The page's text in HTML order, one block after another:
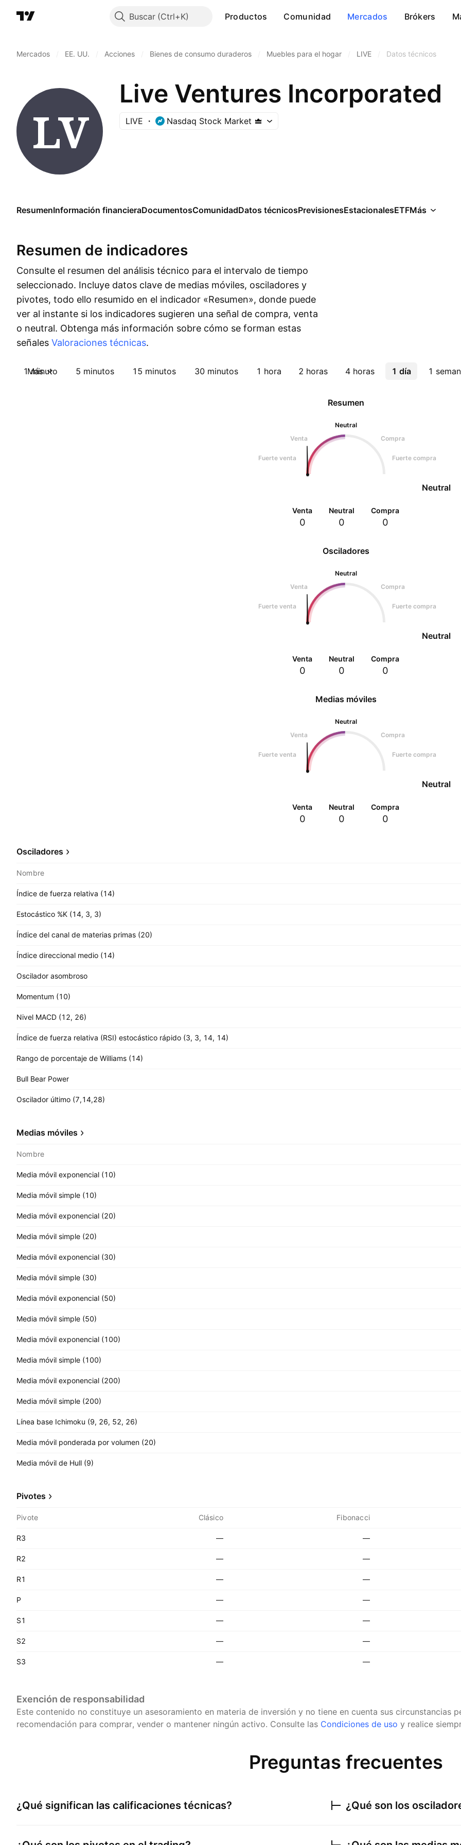
Buscar Productos Comunidad Mercados Brókers
Mercados EE. UU. Acciones Bienes de consumo duraderos Muebles para el hogar LIVE Datos técnicos
Live Ventures Incorporated
LIVE Nasdaq Stock Market
ResumenInformación financieraDocumentosComunidadDatos técnicosPrevisionesEstacionalesETFMás
Resumen de indicadores
Consulte el resumen del análisis técnico para el intervalo de tiempo
seleccionado. Incluye datos clave de medias móviles, osciladores y
pivotes, todo ello resumido en el indicador «Resumen», donde puede
ver al instante si los indicadores sugieren una señal de compra, venta
o neutral. Obtenga más información sobre cómo se forman estas
señales Valoraciones técnicas.
1 minuto 5 minutos 15 minutos 30 minutos 1 hora 2 horas 4 horas 1 día 1
Más
Osciladores
Neutral
Venta
Compra
Fuerte venta Fuerte compra
Neutral
Venta
0
Neutral
0
Compra
0
Resumen
Neutral
Venta
Compra
Fuerte venta Fuerte compra
Neutral
Venta
0
Neutral
0
Compra
0
Medias móviles
Neutral
Venta
Compra
Fuerte venta Fuerte compra
Neutral
Venta
0
Neutral
0
Compra
0
Osciladores
Nombre
Índice de fuerza relativa (14)
Estocástico %K (14, 3, 3)
Índice del canal de materias primas (20)
Índice direccional medio (14)
Oscilador asombroso
Momentum (10)
Nivel MACD (12, 26)
Índice de fuerza relativa (RSI) estocástico rápido (3, 3, 14, 14)
Rango de porcentaje de Williams (14)
Bull Bear Power
Oscilador último (7,14,28)
Medias móviles
Nombre
Media móvil exponencial (10)
Media móvil simple (10)
Media móvil exponencial (20)
Media móvil simple (20)
Media móvil exponencial (30)
Media móvil simple (30)
Media móvil exponencial (50)
Media móvil simple (50)
Media móvil exponencial (100)
Media móvil simple (100)
Media móvil exponencial (200)
Media móvil simple (200)
Línea base Ichimoku (9, 26, 52, 26)
Media móvil ponderada por volumen (20)
Media móvil de Hull (9)
Pivotes
Pivote Clásico Fibonacci
R3 — —
R2 — —
R1 — —
P — —
S1 — —
S2 — —
S3 — —
Exención de responsabilidad
Este contenido no constituye un asesoramiento en materia de inversión y no tiene en cuenta sus circunstancias
recomendación para comprar, vender o mantener ningún activo. Consulte las Condiciones de uso y realice
Preguntas frecuentes
¿Qué significan las calificaciones técnicas? ¿Qué son los